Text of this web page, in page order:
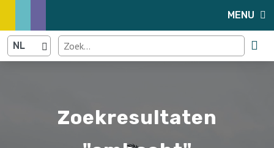
MENU
Zoekresultaten